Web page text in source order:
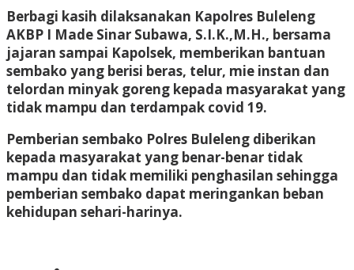
Berbagi kasih dilaksanakan Kapolres Buleleng
AKBP I Made Sinar Subawa, S.I.K.,M.H., bersama
jajaran sampai Kapolsek, memberikan bantuan
sembako yang berisi beras, telur, mie instan dan
telordan minyak goreng kepada masyarakat yang
tidak mampu dan terdampak covid 19.
Pemberian sembako Polres Buleleng diberikan
kepada masyarakat yang benar-benar tidak
mampu dan tidak memiliki penghasilan sehingga
pemberian sembako dapat meringankan beban
kehidupan sehari-harinya.